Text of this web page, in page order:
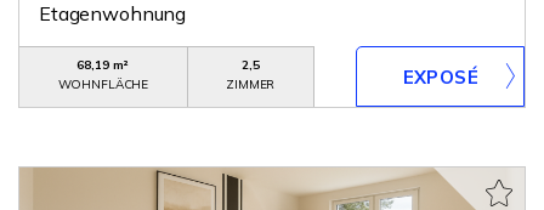
Etagenwohnung
68,19 m²
WOHNFLÄCHE
2,5
ZIMMER